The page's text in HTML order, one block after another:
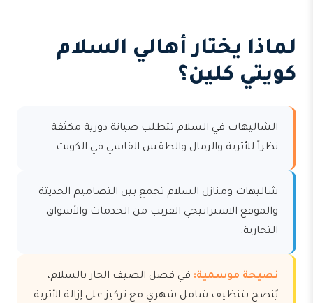
لماذا يختار أهالي السلام
كويتي كلين؟
الشاليهات في السلام تتطلب صيانة دورية مكثفة
نظراً للأتربة والرمال والطقس القاسي في الكويت.
شاليهات ومنازل السلام تجمع بين التصاميم الحديثة
والموقع الاستراتيجي القريب من الخدمات والأسواق
التجارية.
نصيحة موسمية: في فصل الصيف الحار بالسلام،
يُنصح بتنظيف شامل شهري مع تركيز على إزالة الأتربة